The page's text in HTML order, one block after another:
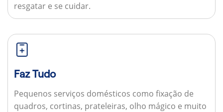
resgatar e se cuidar.
Faz Tudo
Pequenos serviços domésticos como fixação de
quadros, cortinas, prateleiras, olho mágico e muito